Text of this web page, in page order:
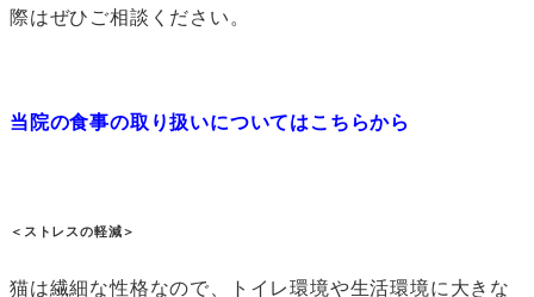
際はぜひご相談ください。
当院の食事の取り扱いについてはこちらから
＜ストレスの軽減＞
猫は繊細な性格なので、トイレ環境や生活環境に大きな